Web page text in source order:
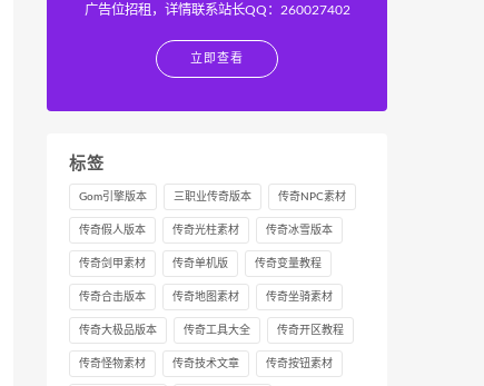
广告位招租，详情联系站长QQ：260027402
立即查看
标签
Gom引擎版本 三职业传奇版本 传奇NPC素材
传奇假人版本 传奇光柱素材 传奇冰雪版本
传奇剑甲素材 传奇单机版 传奇变量教程
传奇合击版本 传奇地图素材 传奇坐骑素材
传奇大极品版本 传奇工具大全 传奇开区教程
传奇怪物素材 传奇技术文章 传奇按钮素材